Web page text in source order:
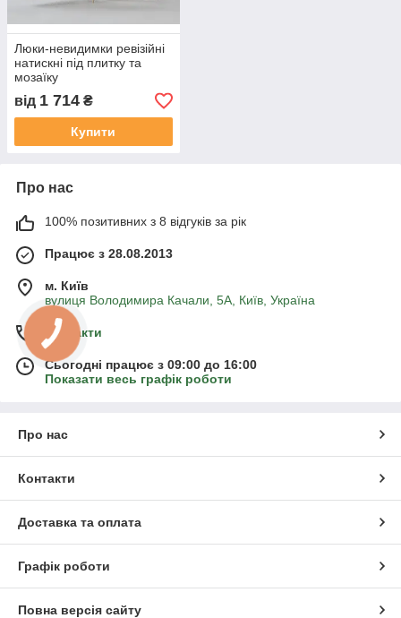
Люки-невидимки ревізійні
натискні під плитку та
мозаїку
від 1 714 ₴
Купити
Про нас
100% позитивних з 8 відгуків за рік
Працює з 28.08.2013
м. Київ
вулиця Володимира Качали, 5А, Київ, Україна
Контакти
Сьогодні працює з 09:00 до 16:00
Показати весь графік роботи
Про нас
Контакти
Доставка та оплата
Графік роботи
Повна версія сайту